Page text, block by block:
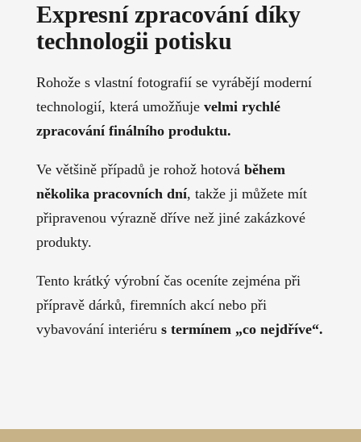
Expresní zpracování díky
technologii potisku
Rohože s vlastní fotografií se vyrábějí moderní
technologií, která umožňuje velmi rychlé
zpracování finálního produktu.
Ve většině případů je rohož hotová během
několika pracovních dní, takže ji můžete mít
připravenou výrazně dříve než jiné zakázkové
produkty.
Tento krátký výrobní čas oceníte zejména při
přípravě dárků, firemních akcí nebo při
vybavování interiéru s termínem „co nejdříve“.